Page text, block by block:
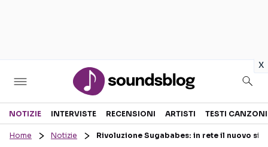
x
Sezioni
NOTIZIE INTERVISTE RECENSIONI ARTISTI TESTI CANZONI
Home Notizie Rivoluzione Sugababes: in rete il nuovo